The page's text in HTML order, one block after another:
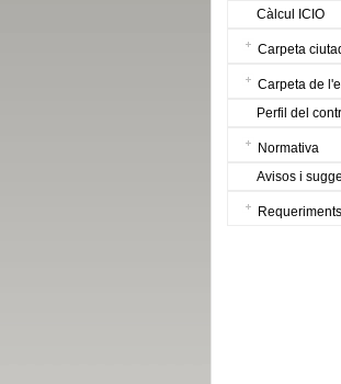
Càlcul ICIO
Carpeta
Carpeta de
Perfil del
Normativa
Avisos i